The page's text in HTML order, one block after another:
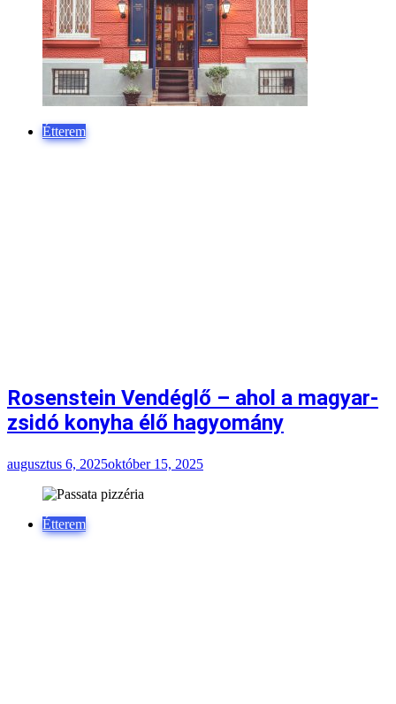
Étterem
Rosenstein Vendéglő – ahol a magyar-
zsidó konyha élő hagyomány
augusztus 6, 2025október 15, 2025
Étterem